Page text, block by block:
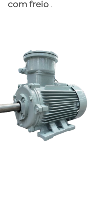
com freio .